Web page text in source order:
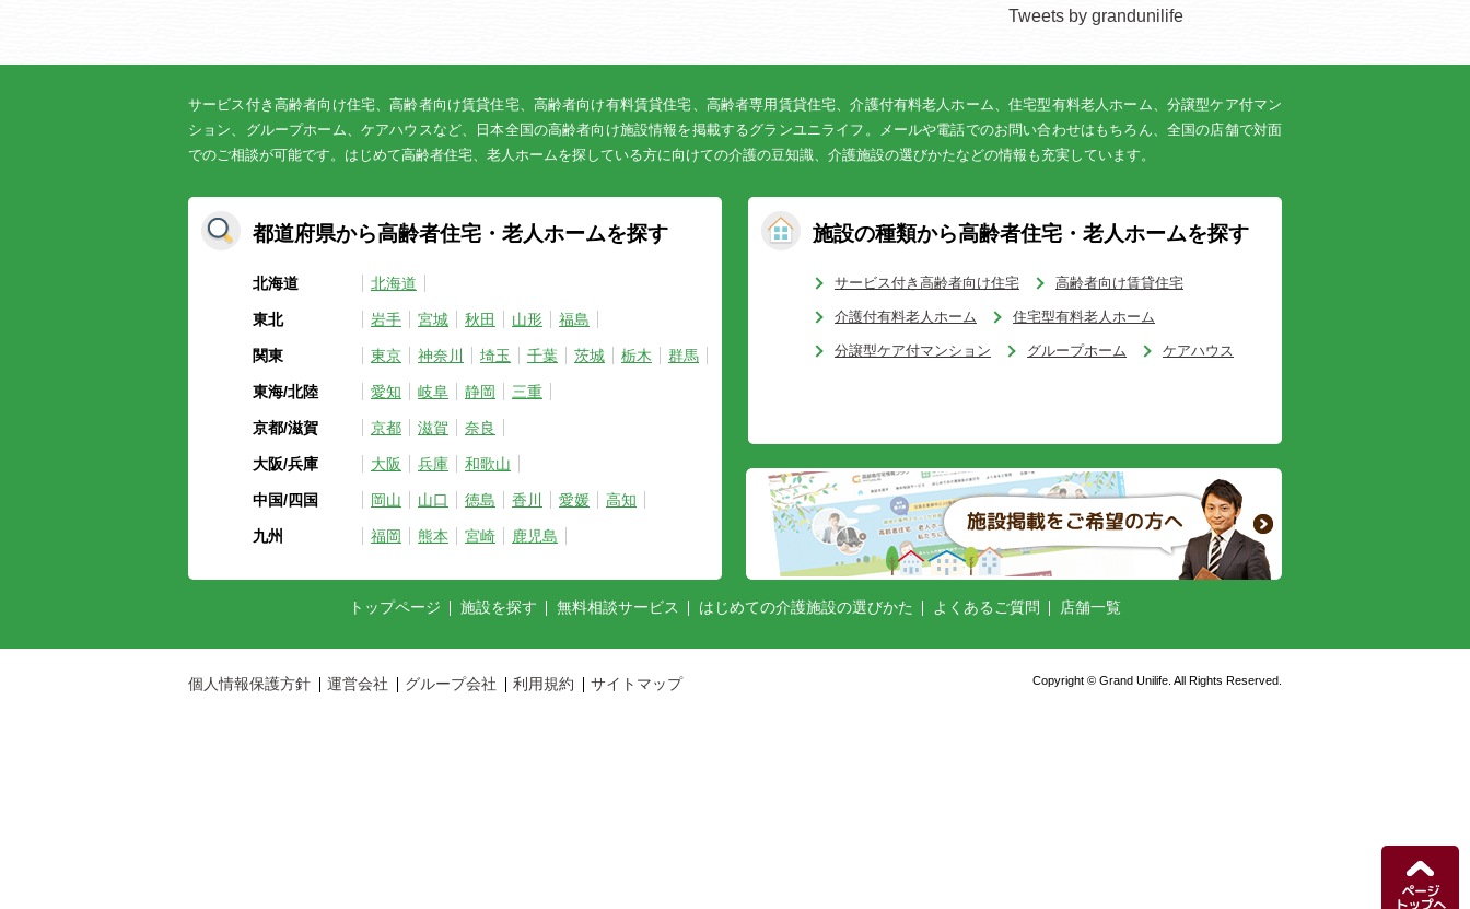
Tweets by grandunilife
サービス付き高齢者向け住宅、高齢者向け賃貸住宅、高齢者向け有料賃貸住宅、高齢者専用賃貸住宅、介護付有料老人ホーム、住宅型有料老人ホーム、分譲型ケア付マン
ション、グループホーム、ケアハウスなど、日本全国の高齢者向け施設情報を掲載するグランユニライフ。メールや電話でのお問い合わせはもちろん、全国の店舗で対面
でのご相談が可能です。はじめて高齢者住宅、老人ホームを探している方に向けての介護の豆知識、介護施設の選びかたなどの情報も充実しています。
都道府県から高齢者住宅・老人ホームを探す
北海道 北海道
東北 岩手 宮城 秋田 山形 福島
関東 東京 神奈川 埼玉 千葉 茨城 栃木 群馬
東海/北陸 愛知 岐阜 静岡 三重
京都/滋賀 京都 滋賀 奈良
大阪/兵庫 大阪 兵庫 和歌山
中国/四国 岡山 山口 徳島 香川 愛媛 高知
九州 福岡 熊本 宮崎 鹿児島
施設の種類から高齢者住宅・老人ホームを探す
サービス付き高齢者向け住宅 高齢者向け賃貸住宅
介護付有料老人ホーム 住宅型有料老人ホーム
分譲型ケア付マンション グループホーム ケアハウス
トップページ 施設を探す 無料相談サービス はじめての介護施設の選びかた よくあるご質問 店舗一覧
個人情報保護方針 運営会社 グループ会社 利用規約 サイトマップ Copyright © Grand Unilife. All Rights Reserved.